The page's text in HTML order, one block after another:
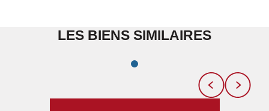
LES BIENS SIMILAIRES